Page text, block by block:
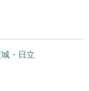
・日立